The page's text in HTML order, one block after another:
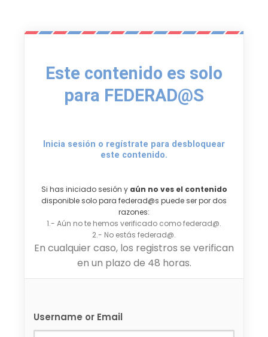
Este contenido es solo
para FEDERAD@S
Inicia sesión o regístrate para desbloquear
este contenido.
Si has iniciado sesión yaún no ves el contenido
disponible solo para federad@s puede ser por dos
razones:
1.- Aún no te hemos verificado como federad@.
2.- No estás federad@.
En cualquier caso, los registros se verifican
en un plazo de 48 horas.
Username or Email